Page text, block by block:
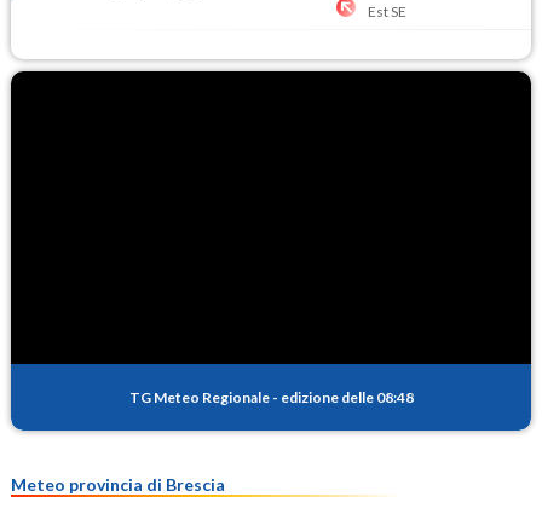
Est SE
TG Meteo Regionale - edizione delle 08:48
Meteo provincia di Brescia